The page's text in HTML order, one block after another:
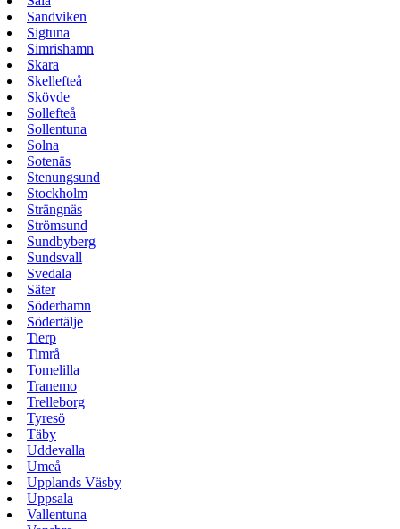
Sandviken
Sigtuna
Simrishamn
Skara
Skellefteå
Skövde
Sollefteå
Sollentuna
Solna
Sotenäs
Stenungsund
Stockholm
Strängnäs
Strömsund
Sundbyberg
Sundsvall
Svedala
Säter
Söderhamn
Södertälje
Tierp
Timrå
Tomelilla
Tranemo
Trelleborg
Tyresö
Täby
Uddevalla
Umeå
Upplands Väsby
Uppsala
Vallentuna